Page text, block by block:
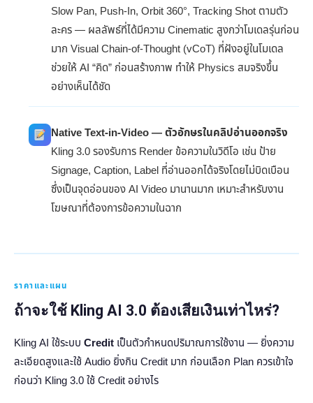
Slow Pan, Push-In, Orbit 360°, Tracking Shot ตามตัว
ละคร — ผลลัพธ์ที่ได้มีความ Cinematic สูงกว่าโมเดลรุ่นก่อน
มาก Visual Chain-of-Thought (vCoT) ที่ฝังอยู่ในโมเดล
ช่วยให้ AI “คิด” ก่อนสร้างภาพ ทำให้ Physics สมจริงขึ้น
อย่างเห็นได้ชัด
Native Text-in-Video — ตัวอักษรในคลิปอ่านออกจริง
Kling 3.0 รองรับการ Render ข้อความในวิดีโอ เช่น ป้าย
Signage, Caption, Label ที่อ่านออกได้จริงโดยไม่บิดเบือน
ซึ่งเป็นจุดอ่อนของ AI Video มานานมาก เหมาะสำหรับงาน
โฆษณาที่ต้องการข้อความในฉาก
ราคาและแผน
ถ้าจะใช้ Kling AI 3.0 ต้องเสียเงินเท่าไหร่?
Kling AI ใช้ระบบ Credit เป็นตัวกำหนดปริมาณการใช้งาน — ยิ่งความ
ละเอียดสูงและใช้ Audio ยิ่งกิน Credit มาก ก่อนเลือก Plan ควรเข้าใจ
ก่อนว่า Kling 3.0 ใช้ Credit อย่างไร